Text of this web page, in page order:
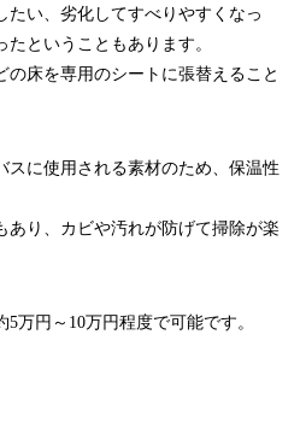
たい、劣化してすべりやすくなっ
ということもあります。
の床を専用のシートに張替えること
スに使用される素材のため、保温性
あり、カビや汚れが防げて掃除が楽
万円～10万円程度で可能です。